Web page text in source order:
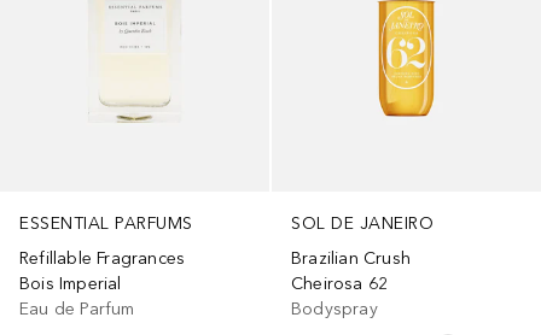
ESSENTIAL PARFUMS
Refillable Fragrances
Bois Imperial
Eau de Parfum
SOL DE JANEIRO
Brazilian Crush
Cheirosa 62
Bodyspray